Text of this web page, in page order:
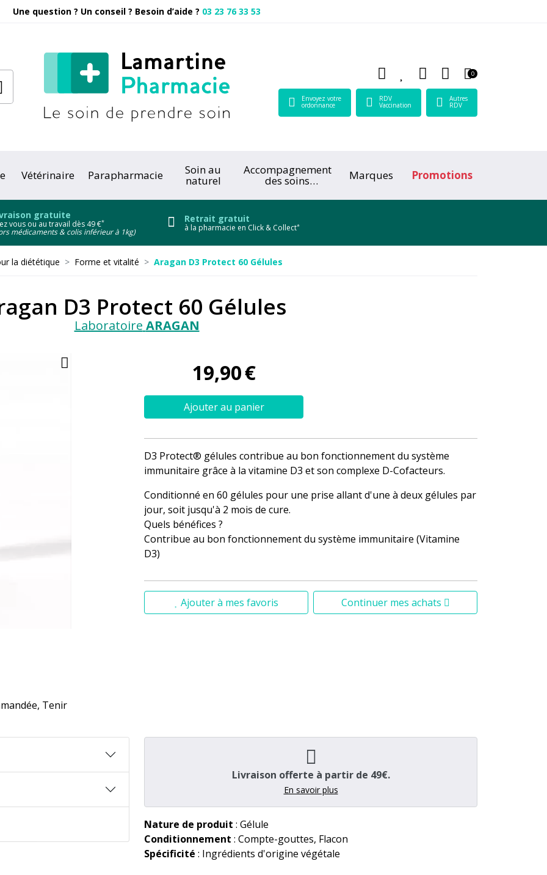
Une question ? Un conseil ? Besoin d’aide ? 03 23 76 33 53
0
Envoyez votre
ordonnance
RDV
Vaccination
Autres
RDV
Vétérinaire Parapharmacie Soin au
naturel
Accompagnement
des soins Marques Promotions
gratuite
vous ou au travail dès 49 €*
médicaments & colis inférieur à 1kg)
Retrait gratuit
à la pharmacie en Click & Collect*
la diététique Forme et vitalité Aragan D3 Protect 60 Gélules
D3 Protect 60 Gélules
Laboratoire ARAGAN
Tenir
19,90€
Ajouter au panier
D3 Protect® gélules contribue au bon fonctionnement du système
immunitaire grâce à la vitamine D3 et son complexe D-Cofacteurs.
Conditionné en 60 gélules pour une prise allant d'une à deux gélules par
jour, soit jusqu'à 2 mois de cure.
Quels bénéfices ?
Contribue au bon fonctionnement du système immunitaire (Vitamine
D3)
Ajouter à mes favoris Continuer mes achats
Livraison offerte à partir de 49€.
En savoir plus
Nature de produit : Gélule
Conditionnement : Compte-gouttes, Flacon
Spécificité : Ingrédients d'origine végétale